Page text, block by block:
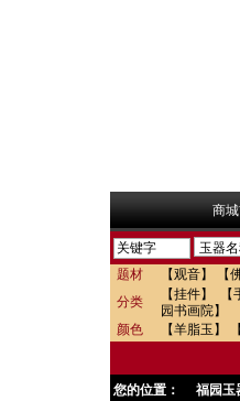
商
题材 【观音】 【
分类
【挂件】
园书画院】
颜色
【羊脂玉】
您的位置： 福园玉